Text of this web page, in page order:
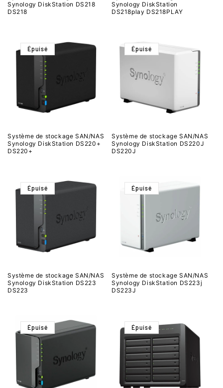
Synology DiskStation DS218
DS218
Synology DiskStation
DS218play DS218PLAY
Épuisé
Système de stockage SAN/NAS
Synology DiskStation DS220+
DS220+
Épuisé
Système de stockage SAN/NAS
Synology DiskStation DS220J
DS220J
Épuisé
Système de stockage SAN/NAS
Synology DiskStation DS223
DS223
Épuisé
Système de stockage SAN/NAS
Synology DiskStation DS223j
DS223J
Épuisé Épuisé